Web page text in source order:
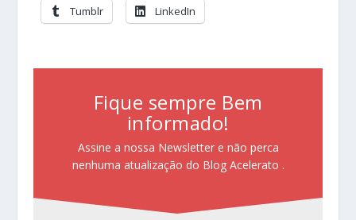
Tumblr LinkedIn
Fique sempre Bem
informado!
Assine a nossa Newsletter e não perca
nenhuma atualização do Blog Acelerato .